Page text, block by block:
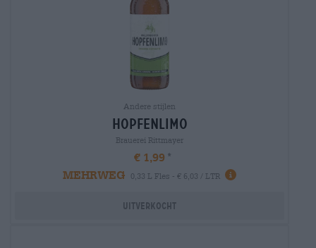
Andere stijlen
hopfenlimo
Brauerei Rittmayer
€ 1,99
MEHRWEG
0,33 L Fles - € 6,03 / LTR
Uitverkocht